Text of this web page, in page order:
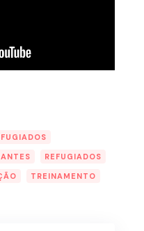
REFUGIADOS
TREINAMENTO